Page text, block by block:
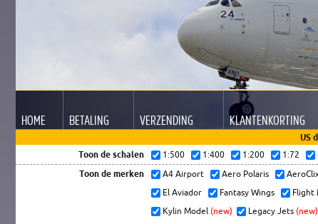
HOME BETALING VERZENDING KLANTENKORTING
US
Toon de schalen
1:500 1:400 1:200 1:72
Toon de merken A4 Airport Aero Polaris
El Aviador
Fantasy Wings Flight
Kylin Model (new) Legacy Jets (new)